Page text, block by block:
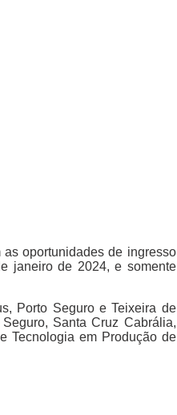
oportunidades de ingresso
janeiro de 2024, e somente
Porto Seguro e Teixeira de
Santa Cruz Cabrália,
Tecnologia em Produção de